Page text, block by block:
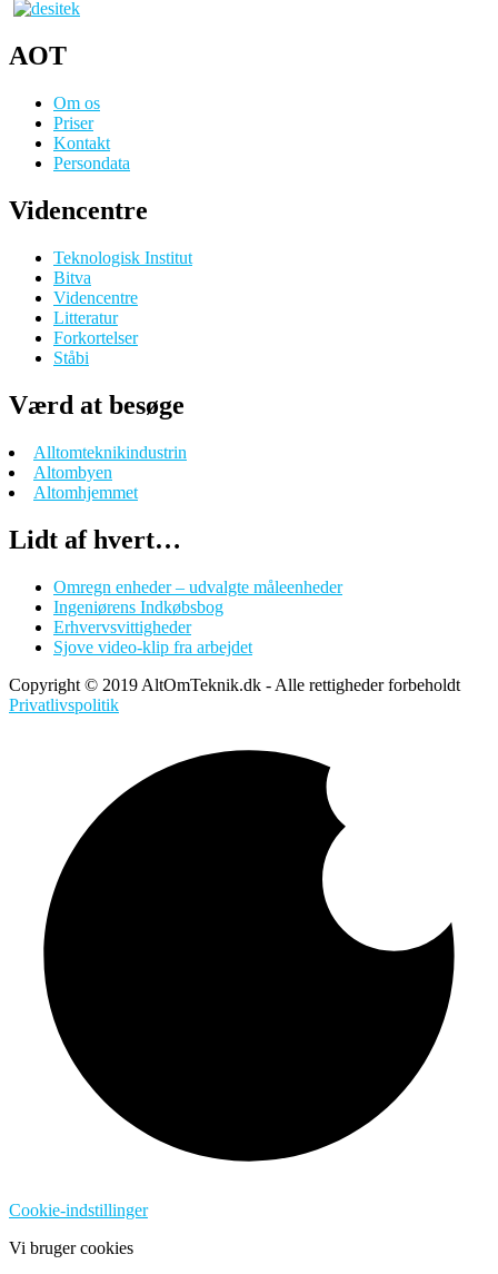
AOT
Om os
Priser
Kontakt
Persondata
Videncentre
Teknologisk Institut
Bitva
Videncentre
Litteratur
Forkortelser
Ståbi
Værd at besøge
Alltomteknikindustrin
Altombyen
Altomhjemmet
Lidt af hvert…
Omregn enheder – udvalgte måleenheder
Ingeniørens Indkøbsbog
Erhvervsvittigheder
Sjove video-klip fra arbejdet
Copyright © 2019 AltOmTeknik.dk - Alle rettigheder forbeholdt
Privatlivspolitik
Cookie-indstillinger
Vi bruger cookies